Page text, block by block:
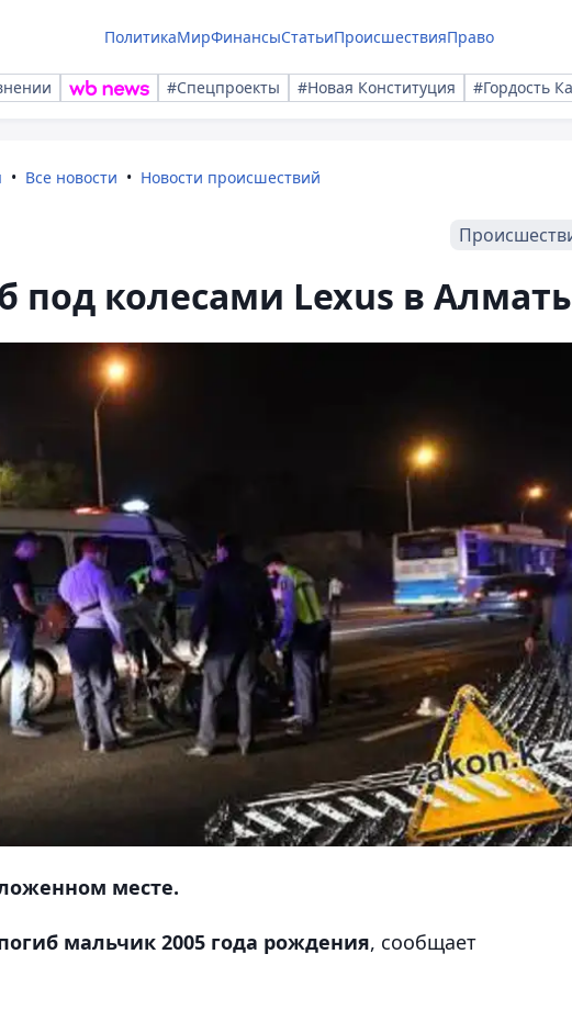
ПолитикаМирФинансыСтатьиПроисшествияПраво
#Спецпроекты #Новая Конституция #Гордость
Все новости Новости происшествий
под колесами Lexus в
месте.
мальчик 2005 года рождения, сообщает